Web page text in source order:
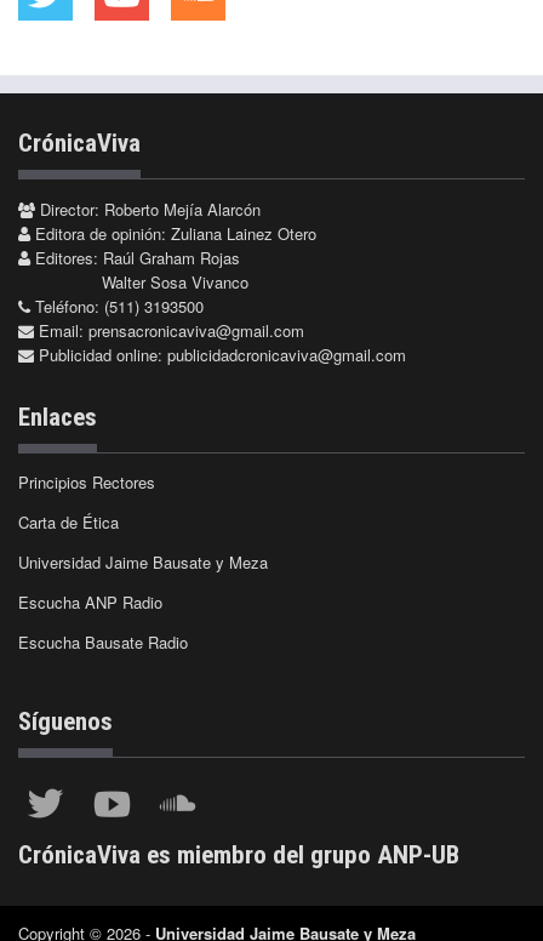
CrónicaViva
Director: Roberto Mejía Alarcón
Editora de opinión: Zuliana Lainez Otero
Editores: Raúl Graham Rojas
Walter Sosa Vivanco
Teléfono: (511) 3193500
Email: prensacronicaviva@gmail.com
Publicidad online: publicidadcronicaviva@gmail.com
Enlaces
Principios Rectores
Carta de Ética
Universidad Jaime Bausate y Meza
Escucha ANP Radio
Escucha Bausate Radio
Síguenos
CrónicaViva es miembro del grupo ANP-UB
Copyright © 2026 - Universidad Jaime Bausate y Meza